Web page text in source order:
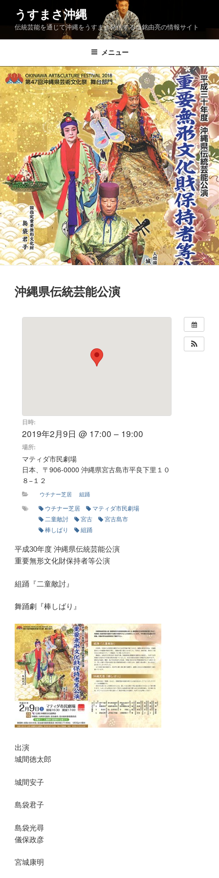
ン
ス
キ
ッ
プ
うすまさ沖縄
伝統芸能を通じて沖縄をうすまさ発信する当銘由亮の情報サイト
メニュー
沖縄県伝統芸能公演
日時:
2019年2月9日 @ 17:00 – 19:00
場所:
マティダ市民劇場
日本、〒906-0000 沖縄県宮古島市平良下里１０
８−１２
ウチナー芝居 組踊
ウチナー芝居
マティダ市民劇場
二童敵討
宮古
宮古島市
棒しばり
組踊
平成30年度 沖縄県伝統芸能公演
重要無形文化財保持者等公演
組踊『二童敵討』
舞踊劇『棒しばり』
出演
城間徳太郎
城間安子
島袋君子
島袋光尋
儀保政彦
宮城康明